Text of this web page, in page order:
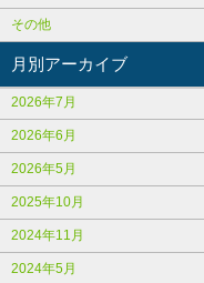
その他
月別アーカイブ
2026年7月
2026年6月
2026年5月
2025年10月
2024年11月
2024年5月